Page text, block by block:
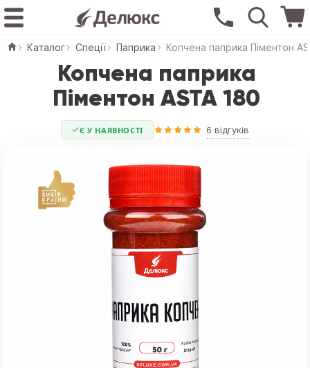
Каталог Спеції Паприка Копчена паприка Піментон
Копчена паприка
Піментон ASTA 180
Є У НАЯВНОСТІ 6 відгуків